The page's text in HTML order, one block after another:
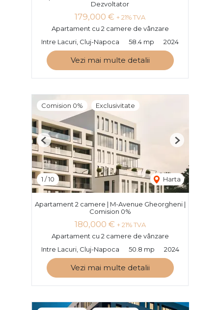
Dezvoltator
179,000 € + 21% TVA
Apartament cu 2 camere de vânzare
Intre Lacuri, Cluj-Napoca
58.4 mp 2024
Vezi mai multe detalii
Comision 0% Exclusivitate
1 /10 Harta
Previous Next
Apartament 2 camere | M-Avenue Gheorgheni |
Comision 0%
180,000 € + 21% TVA
Apartament cu 2 camere de vânzare
Intre Lacuri, Cluj-Napoca
50.8 mp 2024
Vezi mai multe detalii